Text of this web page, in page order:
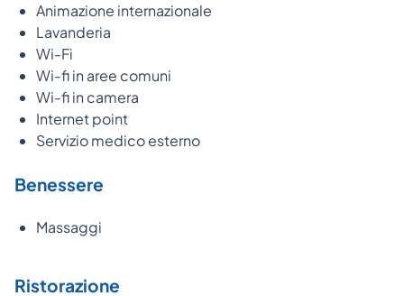
Animazione internazionale
Lavanderia
Wi-Fi
Wi-fi in aree comuni
Wi-fi in camera
Internet point
Servizio medico esterno
Benessere
Massaggi
Ristorazione